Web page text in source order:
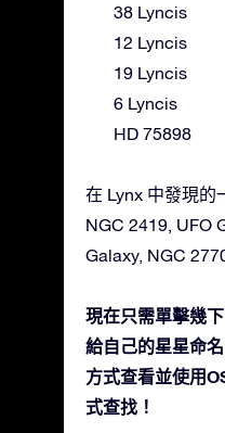
38 Lyncis
12 Lyncis
19 Lyncis
6 Lyncis
HD 75898
在 Lynx 中發現的
NGC 2419, UFO
Galaxy, NGC
現在只需單擊幾
給自己的星星命
方式查看並使用
式查找！